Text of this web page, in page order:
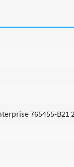
765455-B21